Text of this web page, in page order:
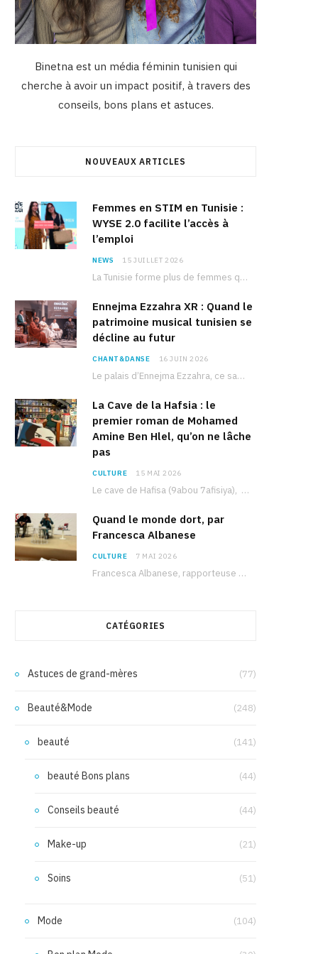
Binetna est un média féminin tunisien qui
cherche à avoir un impact positif, à travers des
conseils, bons plans et astuces.
NOUVEAUX ARTICLES
Femmes en STIM en Tunisie :
WYSE 2.0 facilite l’accès à
l’emploi
NEWS 15 JUILLET 2026
La Tunisie forme plus de femmes que d’hommes dans les filières scientifiques. Pourtant, pour beaucoup…
Ennejma Ezzahra XR : Quand le
patrimoine musical tunisien se
décline au futur
CHANT&DANSE 16 JUIN 2026
Le palais d’Ennejma Ezzahra, ce sanctuaire de la musique tunisienne et méditerranéenne construit par le…
La Cave de la Hafsia : le
premier roman de Mohamed
Amine Ben Hlel, qu’on ne lâche
pas
CULTURE 15 MAI 2026
Le cave de Hafisa (9abou 7afisiya), premier roman du journaliste tunisien Mohamed Amine Ben Hlel,…
Quand le monde dort, par
Francesca Albanese
CULTURE 7 MAI 2026
Francesca Albanese, rapporteuse spéciale de l’ONU sur les territoires palestiniens occupés, était à Tunis pour…
CATÉGORIES
Astuces de grand-mères (77)
Beauté&Mode (248)
beauté (141)
beauté Bons plans (44)
Conseils beauté (44)
Make-up (21)
Soins (51)
Mode (104)